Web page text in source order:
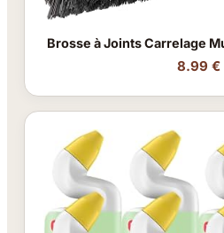
Brosse à Joints Carrelage
8.99 €